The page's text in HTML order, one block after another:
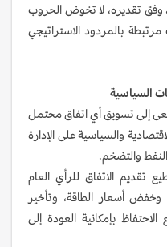
وفق تقديره، لا تخوض الحروب
بالمردود الاستراتيجي
السياسية
إلى تسويق أي اتفاق محتمل
والسياسية على الإدارة
والتضخم.
تقديم الاتفاق للرأي العام
أسعار الطاقة، وتأخير
بإمكانية العودة إلى